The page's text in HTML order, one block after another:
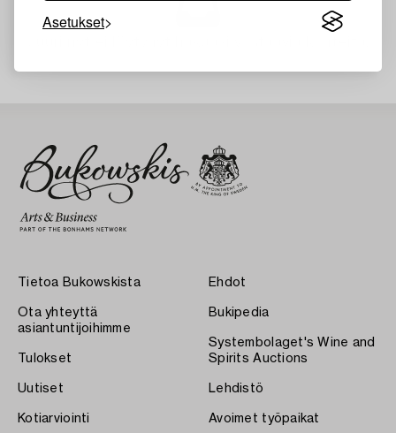
Asetukset
Tietoa Bukowskista
Ota yhteyttä
asiantuntijoihimme
Tulokset
Uutiset
Kotiarviointi
Ehdot
Bukipedia
Systembolaget's Wine and
Spirits Auctions
Lehdistö
Avoimet työpaikat